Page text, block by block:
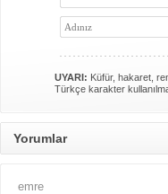
UYARI: Küfür, hakaret,
Türkçe karakter
Yorumlar
emre